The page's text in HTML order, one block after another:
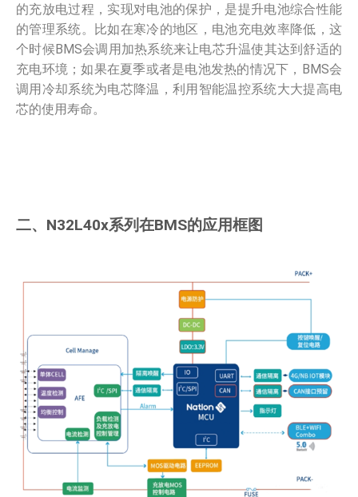
的充放电过程，实现对电池的保护，是提升电池综合性能
的管理系统。比如在寒冷的地区，电池充电效率降低，这
个时候BMS会调用加热系统来让电芯升温使其达到舒适的
充电环境；如果在夏季或者是电池发热的情况下，BMS会
调用冷却系统为电芯降温，利用智能温控系统大大提高电
芯的使用寿命。
二、N32L40x系列在BMS的应用框图